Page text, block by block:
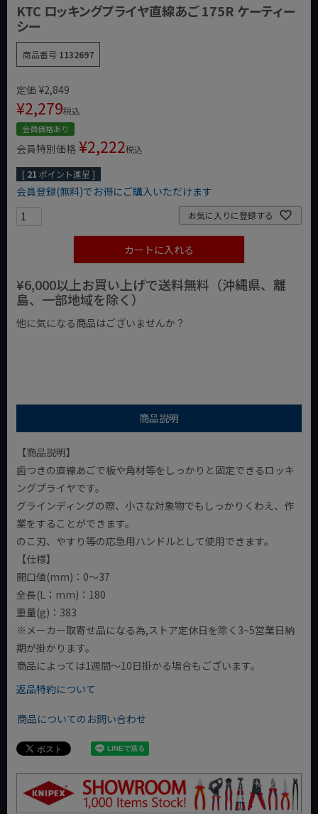
KTC ロッキングプライヤ直線あご 175R ケーティー
シー
商品番号 1132697
定価 ¥2,849
¥2,279税込
会員価格あり
会員特別価格 ¥2,222税込
[ 21 ポイント進呈 ]
会員登録(無料)でお得にご購入いただけます
お気に入りに登録する
カートに入れる
¥6,000以上お買い上げで送料無料（沖縄県、離
島、一部地域を除く）
他に気になる商品はございませんか？
商品説明
【商品説明】
歯つきの直線あごで板や角材等をしっかりと固定できるロッキ
ングプライヤです。
グラインディングの際、小さな対象物でもしっかりくわえ、作
業をすることができます。
のこ刃、やすり等の応急用ハンドルとして使用できます。
【仕様】
開口値(mm)：0～37
全長(L；mm)：180
重量(g)：383
※メーカー取寄せ品になる為,ストア定休日を除く3~5営業日納
期が掛かります。
商品によっては1週間～10日掛かる場合もございます。
返品特約について
商品についてのお問い合わせ